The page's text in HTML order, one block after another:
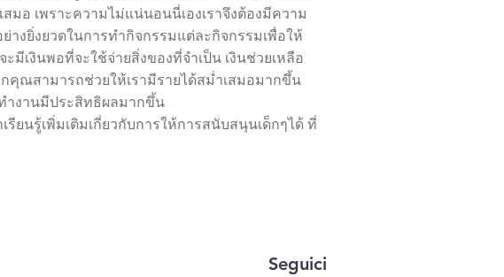
สมอ เพราะความไม่แน่นอนนี่เองเราจึงต้องมีความ
ย่างยิ่งยวดในการทำกิจกรรมแต่ละกิจกรรมเพื่อให้
ะมีเงินพอที่จะใช้จ่ายสิ่งของที่จำเป็น เงินช่วยเหลือ
กคุณสามารถช่วยให้เรามีรายได้สม่ำเสมอมากขึ้น
ำงานมีประสิทธิผลมากขึ้น
รียนรู้เพิ่มเติมเกี่ยวกับการให้การสนับสนุนเด็กๆได้ ที่
Seguici